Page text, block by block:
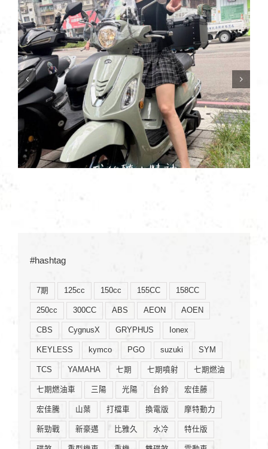
新北 葉車主 | LIKE EURO
#hashtag
7期 125cc 150cc 155CC 158CC
250cc 300CC ABS AEON AOEN
CBS CygnusX GRYPHUS Ionex
KEYLESS kymco PGO suzuki SYM
TCS YAMAHA 七期 七期噴射 七期燃油
七期燃油車 三陽 光陽 台鈴 宏佳藤
宏佳騰 山葉 打檔車 換電版 摩特動力
新勁戰 新豪邁 比雅久 水冷 特仕版